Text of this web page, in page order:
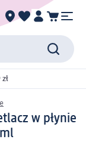
w płynie